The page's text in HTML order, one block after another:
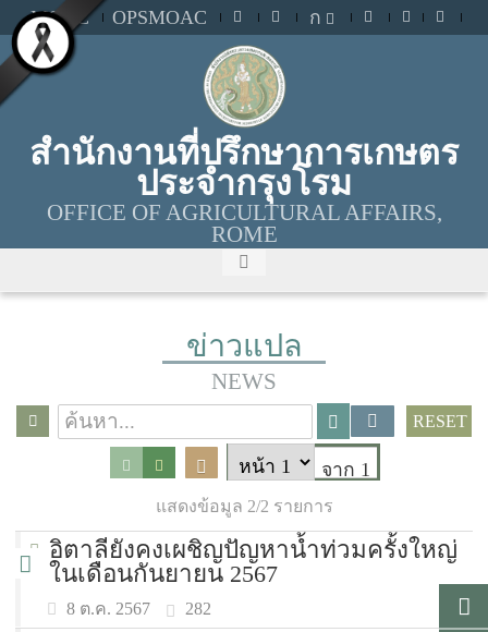
MOAC OPSMOAC ก
สำนักงานที่ปรึกษาการเกษตร
ประจำกรุงโรม
OFFICE OF AGRICULTURAL AFFAIRS,
ROME
ข่าวแปล
NEWS
RESET
จาก 1
แสดงข้อมูล 2/2 รายการ
อิตาลียังคงเผชิญปัญหาน้ำท่วมครั้งใหญ่
ในเดือนกันยายน 2567
8 ต.ค. 2567 282